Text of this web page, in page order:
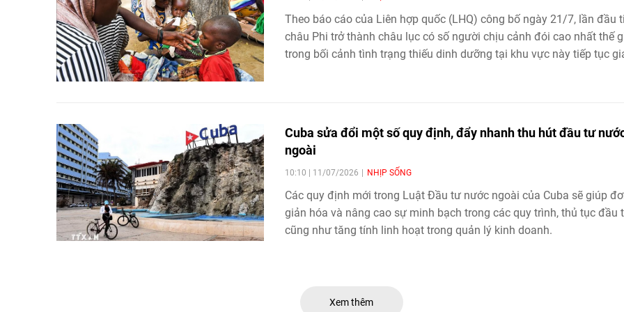
Theo báo cáo của Liên hợp quốc (LHQ) công bố ngày 21/7, lần đầu
châu Phi trở thành châu lục có số người chịu cảnh đói cao nhất thế
trong bối cảnh tình trạng thiếu dinh dưỡng tại khu vực này tiếp tục
Cuba sửa đổi một số quy định, đẩy nhanh thu hút đầu tư
ngoài
10:10 | 11/07/2026 NHỊP SỐNG
Các quy định mới trong Luật Đầu tư nước ngoài của Cuba sẽ giúp
giản hóa và nâng cao sự minh bạch trong các quy trình, thủ tục đầu
cũng như tăng tính linh hoạt trong quản lý kinh doanh.
Xem thêm